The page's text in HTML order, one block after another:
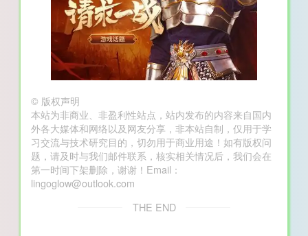
© 版权声明
本站为非商业、非盈利性站点，站内发布的内容来自国内
外各大媒体和网络以及网友分享，非本站自制，仅用于学
习交流与技术研究目的，切勿用于商业用途！如有版权问
题，请及时与我们邮件联系，核实相关情况后，我们会在
第一时间下架删除，谢谢！Email：
lingoglow@outlook.com
THE END